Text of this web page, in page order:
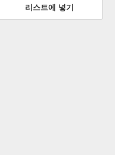
리스트에 넣기